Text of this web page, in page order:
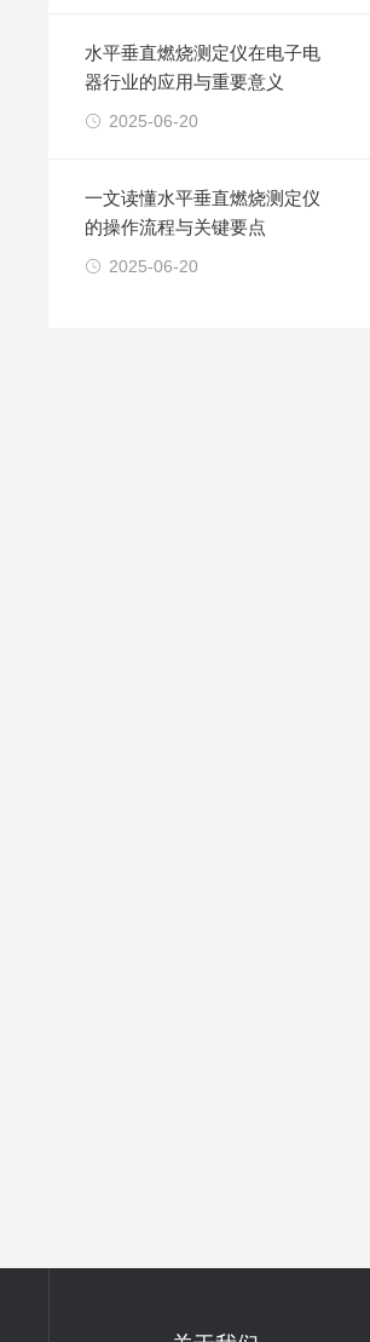
水平垂直燃烧测定仪在电子电
器行业的应用与重要意义
2025-06-20
一文读懂水平垂直燃烧测定仪
的操作流程与关键要点
2025-06-20